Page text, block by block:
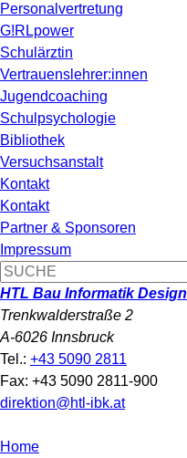
Personalvertretung
G!RLpower
Schulärztin
Vertrauenslehrer:innen
Jugendcoaching
Schulpsychologie
Bibliothek
Versuchsanstalt
Kontakt
Kontakt
Partner & Sponsoren
Impressum
HTL Bau Informatik Design
Trenkwalderstraße 2
A-6026 Innsbruck
Tel.: +43 5090 2811
Fax: +43 5090 2811-900
direktion@htl-ibk.at
Home